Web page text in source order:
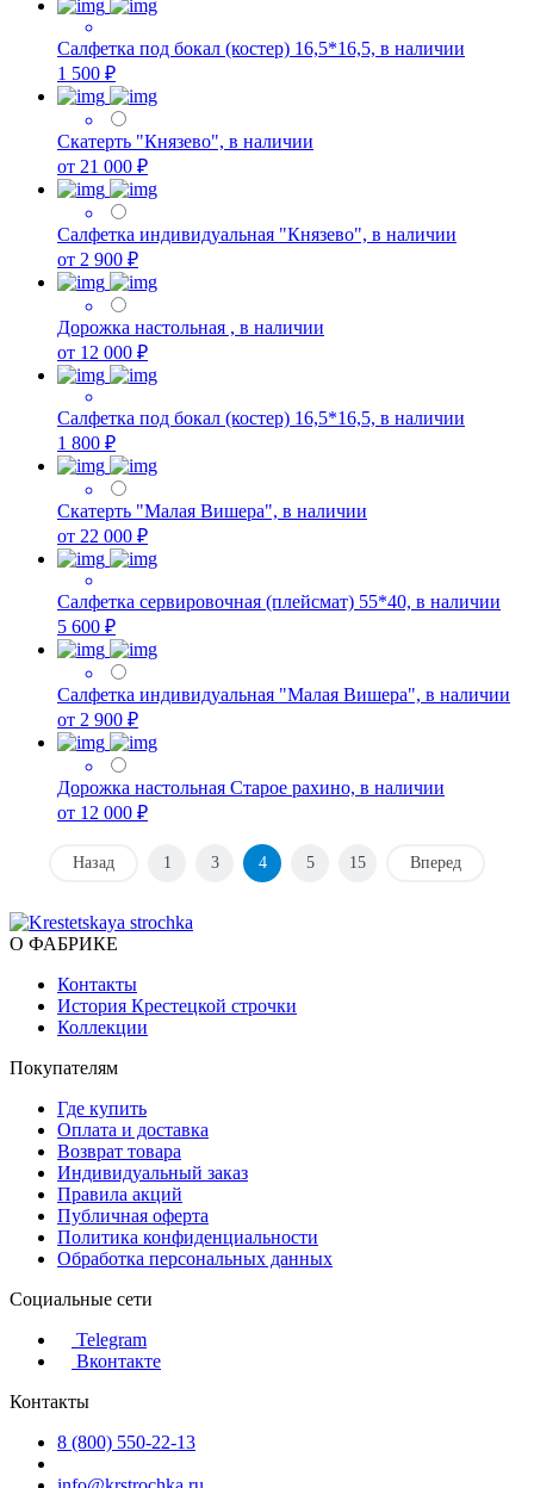
Салфетка под бокал (костер) 16,5*16,5, в наличии
1 500 ₽
Скатерть "Князево", в наличии
от 21 000 ₽
Салфетка индивидуальная "Князево", в наличии
от 2 900 ₽
Дорожка настольная , в наличии
от 12 000 ₽
Салфетка под бокал (костер) 16,5*16,5, в наличии
1 800 ₽
Скатерть "Малая Вишера", в наличии
от 22 000 ₽
Салфетка сервировочная (плейсмат) 55*40, в наличии
5 600 ₽
Салфетка индивидуальная "Малая Вишера", в наличии
от 2 900 ₽
Дорожка настольная Старое рахино, в наличии
от 12 000 ₽
Назад 1 3 4 5 15 Вперед
О ФАБРИКЕ
Контакты
История Крестецкой строчки
Коллекции
Покупателям
Где купить
Оплата и доставка
Возврат товара
Индивидуальный заказ
Правила акций
Публичная оферта
Политика конфиденциальности
Обработка персональных данных
Социальные сети
Telegram
Вконтакте
Контакты
8 (800) 550-22-13